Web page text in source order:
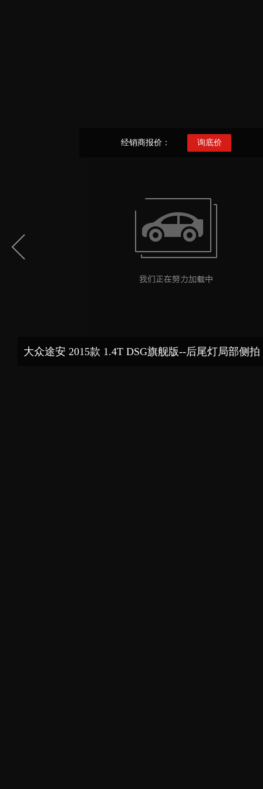
经销商报价： 询底价
大众途安 2015款 1.4T DSG旗舰版--后尾灯局部侧拍